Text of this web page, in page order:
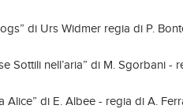
di Urs Widmer regia di P.
Sottili nell’aria” di M. Sgorbani -
Alice” di E. Albee - regia di A.